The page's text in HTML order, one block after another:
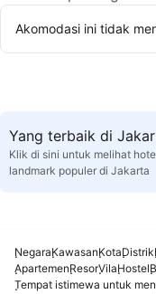
Akomodasi ini tidak
Yang terbaik di
Klik di sini untuk melihat
landmark populer di Jakarta
NegaraKawasanKotaDistrik
ApartemenResorVilaHostel
Tempat istimewa untuk